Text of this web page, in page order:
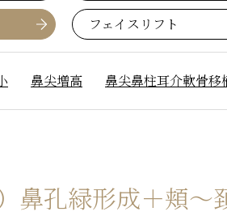
フェイスリフト
鼻尖増高 鼻尖鼻柱耳介軟骨移
鼻孔緑形成＋頬～